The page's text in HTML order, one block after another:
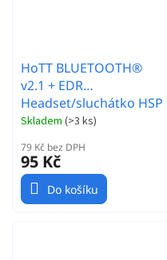
HoTT BLUETOOTH®
v2.1 + EDR
Headset/sluchátko HSP
Skladem (>3 ks)
79 Kč bez DPH
95 Kč
Do košíku